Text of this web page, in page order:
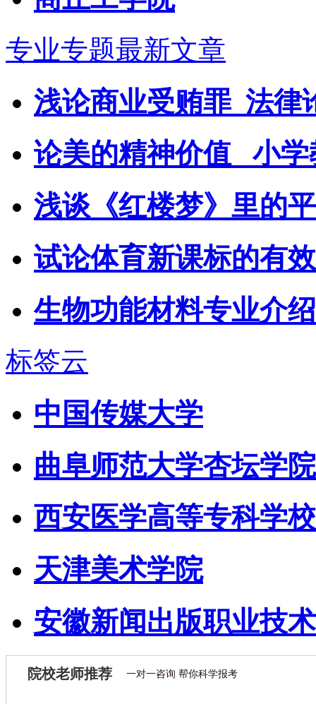
专业专题最新文章
浅论商业受贿罪_法律
论美的精神价值 _小
浅谈《红楼梦》里的
试论体育新课标的有
生物功能材料专业介
标签云
中国传媒大学
曲阜师范大学杏坛学院
西安医学高等专科学校
天津美术学院
安徽新闻出版职业技
院校老师推荐 一对一咨询 帮你科学报考